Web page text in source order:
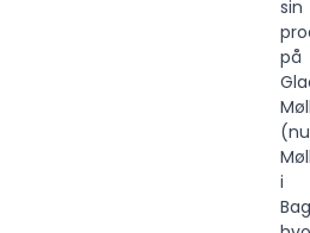
sin
på
(nu
i